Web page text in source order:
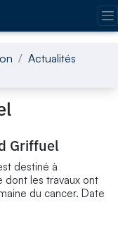
Actualités
Griffuel
destiné à
dont les travaux ont
du cancer. Date